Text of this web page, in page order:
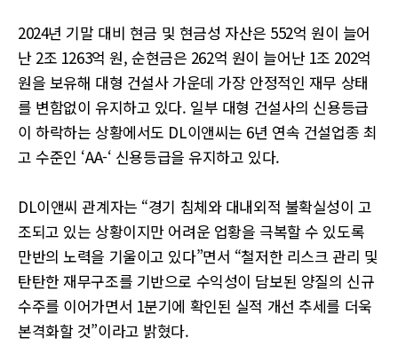
2024년 기말 대비 현금 및 현금성 자산은 552억 원이 늘어
난 2조 1263억 원, 순현금은 262억 원이 늘어난 1조 202억
원을 보유해 대형 건설사 가운데 가장 안정적인 재무 상태
를 변함없이 유지하고 있다. 일부 대형 건설사의 신용등급
이 하락하는 상황에서도 DL이앤씨는 6년 연속 건설업종 최
고 수준인 ‘AA-‘ 신용등급을 유지하고 있다.
DL이앤씨 관계자는 “경기 침체와 대내외적 불확실성이 고
조되고 있는 상황이지만 어려운 업황을 극복할 수 있도록
만반의 노력을 기울이고 있다”면서 “철저한 리스크 관리 및
탄탄한 재무구조를 기반으로 수익성이 담보된 양질의 신규
수주를 이어가면서 1분기에 확인된 실적 개선 추세를 더욱
본격화할 것”이라고 밝혔다.